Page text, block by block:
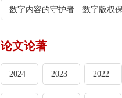
数字内容的守护者—数字版权
论文论著
2024 2023 2022